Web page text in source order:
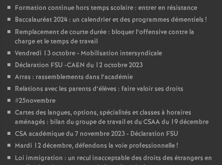
r
é
O
r
l
é
Formation continue hors temps scolaire : entrer en résistance
Baccalauréat 2024 : un calendrier et des programmes démentiels !
Remplacement de courte durée : bloquer l’offensive contre la
charge et le temps de travail
Vendredi 13 octobre - Mobilisation intersyndicale
Déclaration FSU -CAEN du 12 octobre 2023
Arras : rassemblements dans l’académie
Relations avec les parents d’élèves : faire valoir ses droits
#25novembre
Cartes des langues, options, spécialités et classes à horaires
aménagés : bilan du groupe de travail et du CSAA du 19 décembre
CSA académique du 7 novembre 2023 - Déclaration FSU
Mardi 12 décembre, défendons la voie professionnelle!
Loi immigration : un recul inacceptable des droits des étrangers en